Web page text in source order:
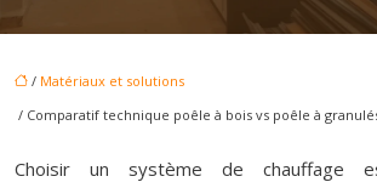
/ Matériaux et solutions
/ Comparatif technique poêle à bois vs poêle à
Choisir un système de chauffage